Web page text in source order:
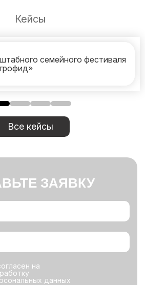
Кейсы
семейного фестиваля
Все кейсы
ЗАЯВКУ
на
данных